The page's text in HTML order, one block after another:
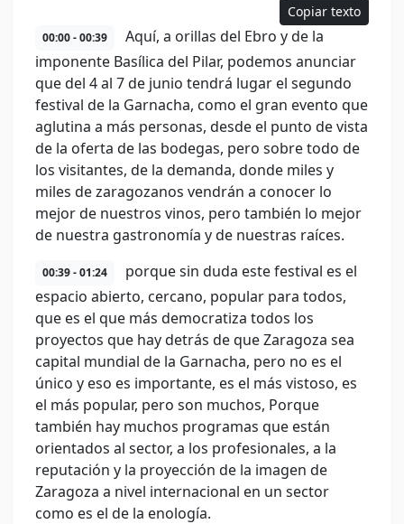
Copiar texto
00:00 - 00:39
Aquí, a orillas del Ebro y de la
imponente Basílica del Pilar, podemos anunciar
que del 4 al 7 de junio tendrá lugar el segundo
festival de la Garnacha, como el gran evento que
aglutina a más personas, desde el punto de vista
de la oferta de las bodegas, pero sobre todo de
los visitantes, de la demanda, donde miles y
miles de zaragozanos vendrán a conocer lo
mejor de nuestros vinos, pero también lo mejor
de nuestra gastronomía y de nuestras raíces.
00:39 - 01:24
porque sin duda este festival es el
espacio abierto, cercano, popular para todos,
que es el que más democratiza todos los
proyectos que hay detrás de que Zaragoza sea
capital mundial de la Garnacha, pero no es el
único y eso es importante, es el más vistoso, es
el más popular, pero son muchos, Porque
también hay muchos programas que están
orientados al sector, a los profesionales, a la
reputación y la proyección de la imagen de
Zaragoza a nivel internacional en un sector
como es el de la enología.